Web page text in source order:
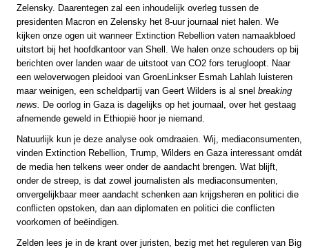
Zelensky. Daarentegen zal een inhoudelijk overleg tussen de
presidenten Macron en Zelensky het 8-uur journaal niet halen. We
kijken onze ogen uit wanneer Extinction Rebellion vaten namaakbloed
uitstort bij het hoofdkantoor van Shell. We halen onze schouders op bij
berichten over landen waar de uitstoot van CO2 fors terugloopt. Naar
een weloverwogen pleidooi van GroenLinkser Esmah Lahlah luisteren
maar weinigen, een scheldpartij van Geert Wilders is al snel breaking
news.
De oorlog in Gaza is dagelijks op het journaal, over het gestaag
afnemende geweld in Ethiopië hoor je niemand.
Natuurlijk kun je deze analyse ook omdraaien. Wij, mediaconsumenten,
vinden Extinction Rebellion, Trump, Wilders en Gaza interessant omdát
de media hen telkens weer onder de aandacht brengen. Wat blijft,
onder de streep, is dat zowel journalisten als mediaconsumenten,
onvergelijkbaar meer aandacht schenken aan krijgsheren en politici die
conflicten opstoken, dan aan diplomaten en politici die conflicten
voorkomen of beëindigen.
Zelden lees je in de krant over juristen, bezig met het reguleren van Big